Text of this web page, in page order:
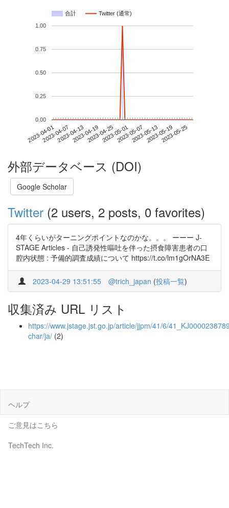
合計 Twitter (通常)
2023-04-012023-04-072023-04-132023-04-192023-04-252023-05-012023-05-072023-05-132023-05-192023-05-25
0.00
0.25
0.50
0.75
1.00
外部データベース (DOI)
Google Scholar
Twitter (2 users, 2 posts, 0 favorites)
4年くらいがターニングポイントなのかな。。。 ーーー J-
STAGE Articles - 自己誘発性嘔吐を伴った摂食障害患者の口
腔内状態 : 予備的調査成績について https://t.co/lm1gOrNA3E
2023-04-29 13:51:55 @trich_japan (投稿一覧)
収集済み URL リスト
https://www.jstage.jst.go.jp/article/jjpm/41/6/
char/ja/ (2)
ヘルプ
ご意見はこちら
TechTech Inc.